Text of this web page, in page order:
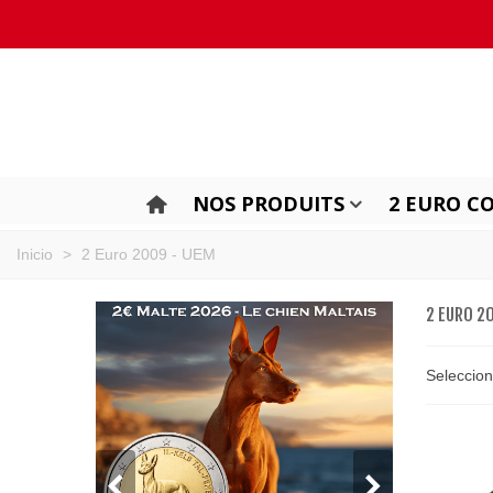
NOS PRODUITS 2 EURO
Inicio > 2 Euro 2009 - UEM
2 EURO